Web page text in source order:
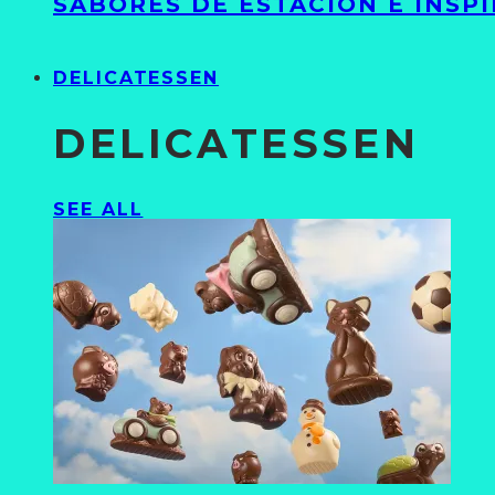
DELICATESSEN
DELICATESSEN
SEE ALL